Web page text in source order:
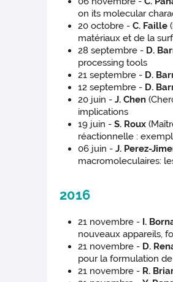
on its molecular
20 octobre -C. Faille
matériaux et de la
28 septembre - D.
processing tools
21 septembre - D.
12 septembre - D.
20 juin -J. Chen
implications
19 juin - S. Roux
réactionnelle :
06 juin -J. Perez-
macromoleculaires:
2016
21 novembre - I.
nouveaux appareils,
21 novembre - D.
pour la formulation
21 novembre - R.